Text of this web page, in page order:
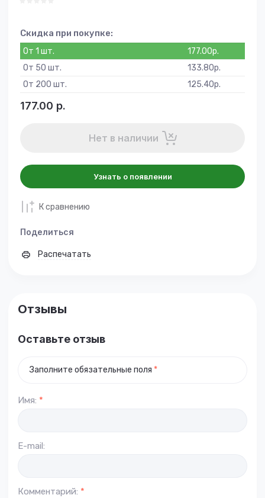
Скидка при покупке:
От 1 шт. 177.00р.
От 50 шт.
133.80р.
От 200 шт.
125.40р.
177.00 р.
Нет в наличии
Узнать о появлении
К сравнению
Поделиться
Распечатать
Отзывы
Оставьте отзыв
Заполните обязательные поля *
Имя: *
E-mail:
Комментарий: *